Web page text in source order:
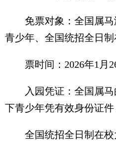
免票对象：全国属马
青少年、全国统招全日
票时间：2026年1月
入园凭证：全国属马
下青少年凭有效身份证件
全国统招全日制在校